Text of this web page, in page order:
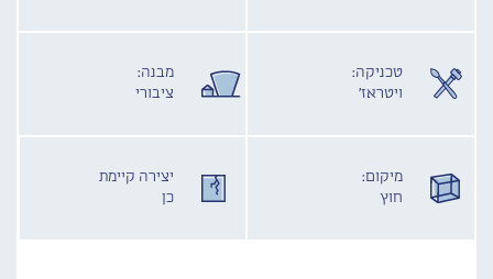
טכניקה:
ויטראז'
מבנה:
ציבורי
מיקום:
חוץ
יצירה קיימת
כן